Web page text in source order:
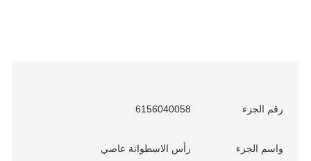
رقم الجزء 6156040058
واسم الجزء رأس الاسطوانة عاصي